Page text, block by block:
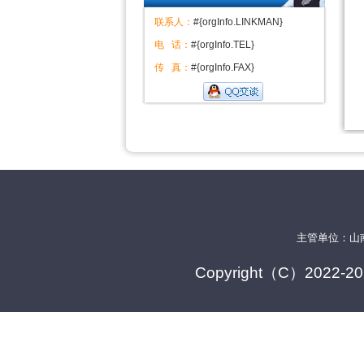
联系人： #{orgInfo.LINKMAN}
电 话： #{orgInfo.TEL}
传 真： #{orgInfo.FAX}
主管单位：山
Copyright（C）2022-